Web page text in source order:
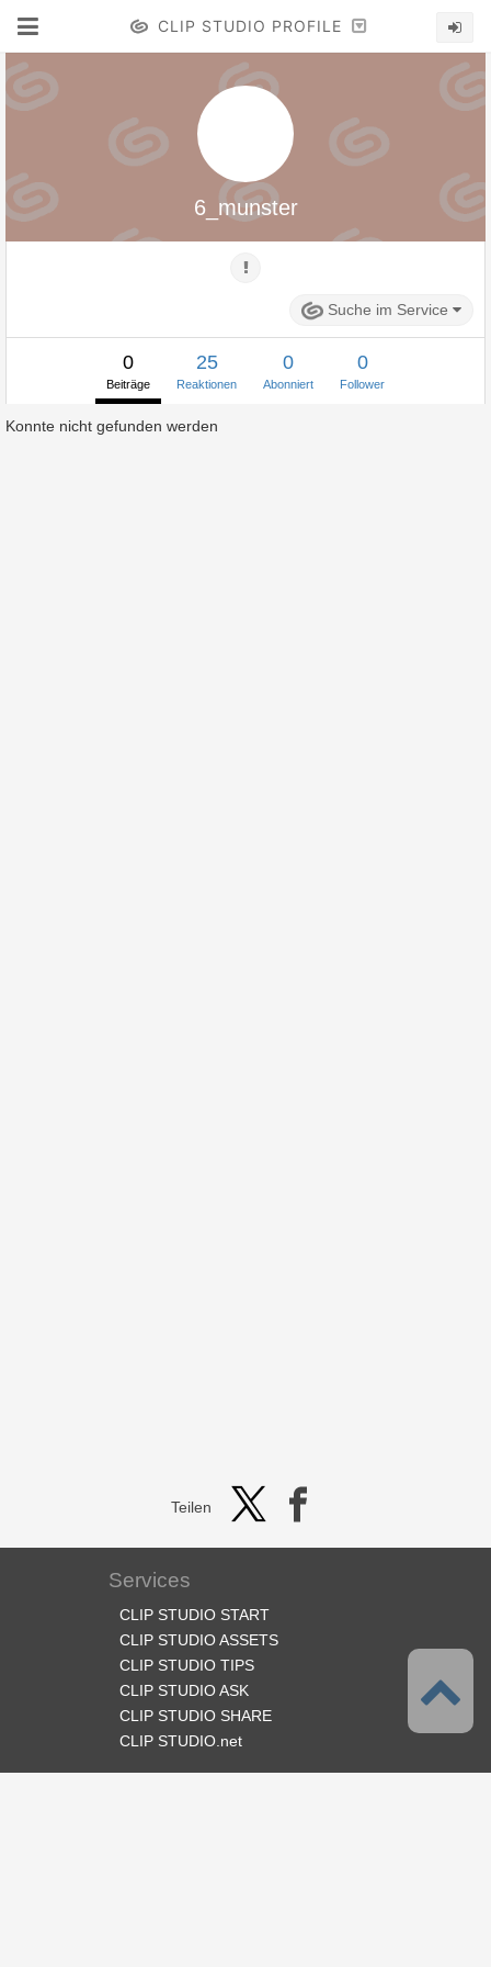
CLIP STUDIO PROFILE
6_munster
Suche im Service
0
Beiträge
25
Reaktionen
0
Abonniert
0
Follower
Konnte nicht gefunden werden
Teilen
Services
CLIP STUDIO START
CLIP STUDIO ASSETS
CLIP STUDIO TIPS
CLIP STUDIO ASK
CLIP STUDIO SHARE
CLIP STUDIO.net